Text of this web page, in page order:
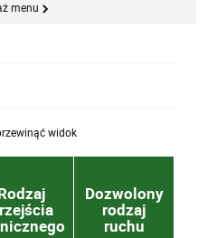
menu
Dozwolony
rodzaj
ruchu